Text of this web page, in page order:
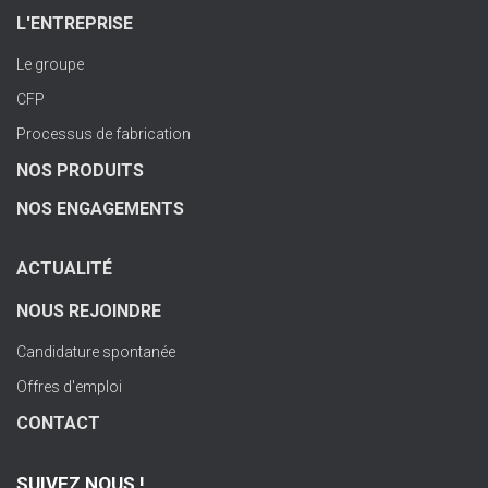
L'ENTREPRISE
Le groupe
CFP
Processus de fabrication
NOS PRODUITS
NOS ENGAGEMENTS
ACTUALITÉ
NOUS REJOINDRE
Candidature spontanée
Offres d'emploi
CONTACT
SUIVEZ NOUS !